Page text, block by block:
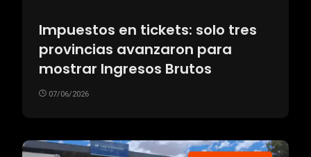
Impuestos en tickets: solo tres
provincias avanzaron para
mostrar Ingresos Brutos
07/06/2026